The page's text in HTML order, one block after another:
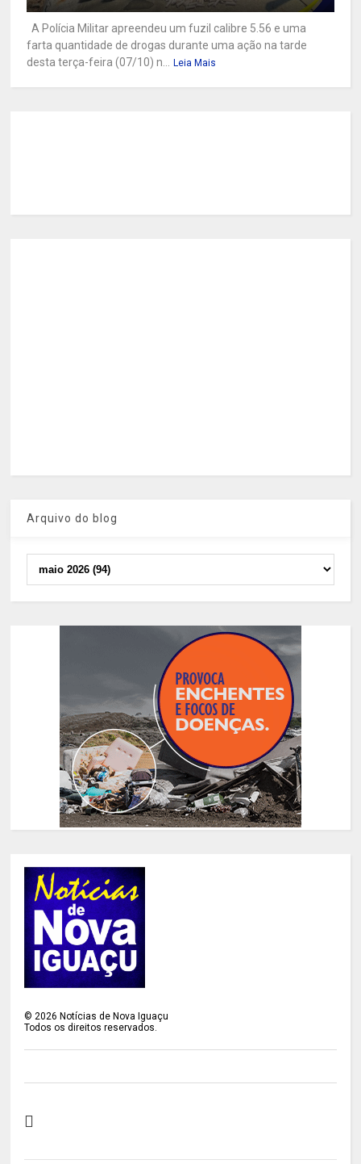
A Polícia Militar apreendeu um fuzil calibre 5.56 e uma
farta quantidade de drogas durante uma ação na tarde
desta terça-feira (07/10) n...
Leia Mais
Arquivo do blog
©2026 Notícias de Nova Iguaçu
Todos os direitos reservados.